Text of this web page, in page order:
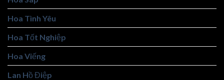
Hoa Tình Yêu
Hoa Tốt Nghiệp
Hoa Viếng
Lan Hồ Điệp